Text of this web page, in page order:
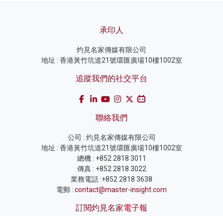
承印人
灼見名家傳媒有限公司
地址 : 香港黃竹坑道21號環匯廣場10樓1002室
追蹤我們的社交平台
聯絡我們
公司 : 灼見名家傳媒有限公司
地址 : 香港黃竹坑道21號環匯廣場10樓1002室
總機 : +852 2818 3011
傳真 : +852 2818 3022
業務電話 :+852 2818 3638
電郵 : contact@master-insight.com
訂閱灼見名家電子報